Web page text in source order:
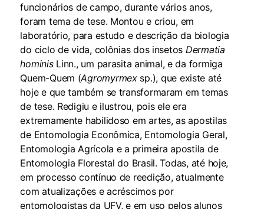
funcionários de campo, durante vários anos,
foram tema de tese. Montou e criou, em
laboratório, para estudo e descrição da biologia
do ciclo de vida, colônias dos insetos Dermatia
hominisLinn., um parasita animal, e da formiga
Quem-Quem (Agromyrmexsp.), que existe até
hoje e que também se transformaram em temas
de tese. Redigiu e ilustrou, pois ele era
extremamente habilidoso em artes, as apostilas
de Entomologia Econômica, Entomologia Geral,
Entomologia Agrícola e a primeira apostila de
Entomologia Florestal do Brasil. Todas, até hoje,
em processo contínuo de reedição, atualmente
com atualizações e acréscimos por
entomologistas da UFV, e em uso pelos alunos